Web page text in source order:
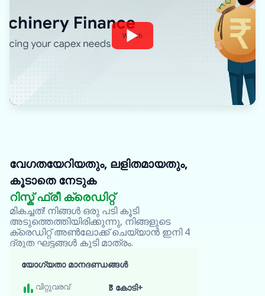
Watch
വേഗതയേറിയതും, ലളിതമായതും,
കൂടാതെ നേടുക
റിസ്ക് ഫ്രീ ക്രെഡിറ്റ്
മികച്ചത്! നിങ്ങൾ ഒരു പടി കൂടി
അടുത്തെത്തിയിരിക്കുന്നു, നിങ്ങളുടെ
ക്രെഡിറ്റ് അൺലോക്ക് ചെയ്യാൻ ഇനി 4
ദ്രുത ഘട്ടങ്ങൾ കൂടി മാത്രം.
യോഗ്യതാ മാനദണ്ഡങ്ങൾ
വിറ്റുവരവ് ₹3 കോടി+